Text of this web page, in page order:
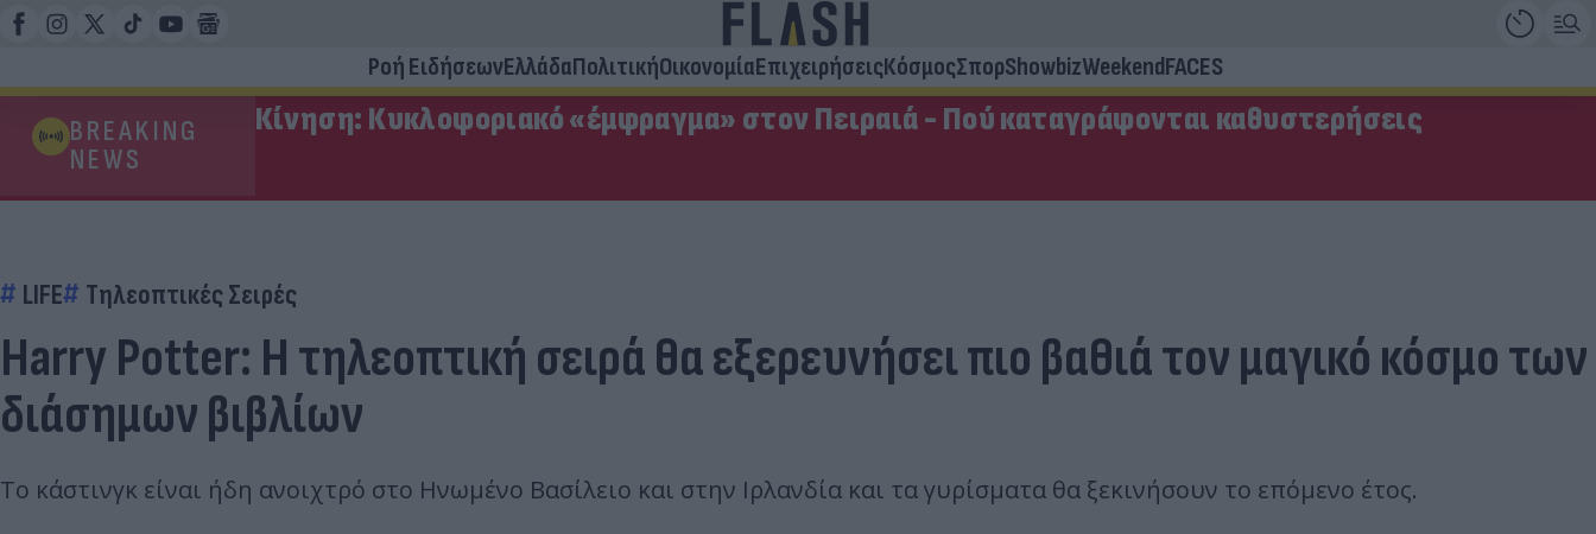
Ροή ΕιδήσεωνΕλλάδαΠολιτικήΟικονομίαΕπιχειρήσειςΚόσμοςΣπορShowbizWeekendFACES
BREAKING
NEWS
Κίνηση: Κυκλοφοριακό «έμφραγμα» στον Πειραιά - Πού καταγράφονται καθυστερήσεις
LIFE Τηλεοπτικές Σειρές
Harry Potter: Η τηλεοπτική σειρά θα εξερευνήσει πιο βαθιά τον μαγικό κόσμο των
διάσημων βιβλίων
Το κάστινγκ είναι ήδη ανοιχτρό στο Ηνωμένο Βασίλειο και στην Ιρλανδία και τα γυρίσματα θα ξεκινήσουν το επόμενο έτος.